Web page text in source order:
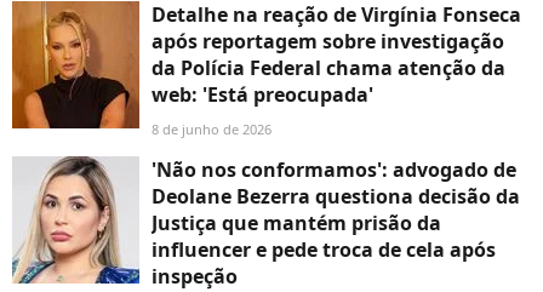
Detalhe na reação de Virgínia Fonseca
após reportagem sobre investigação
da Polícia Federal chama atenção da
web: 'Está preocupada'
8 de junho de 2026
'Não nos conformamos': advogado de
Deolane Bezerra questiona decisão da
Justiça que mantém prisão da
influencer e pede troca de cela após
inspeção